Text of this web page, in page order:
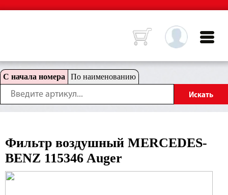
С начала номера По наименованию
Фильтр воздушный MERCEDES-
BENZ 115346 Auger